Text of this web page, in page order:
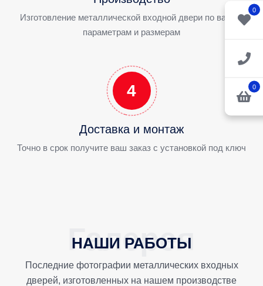
0
0
Изготовление металлической входной двери по вашим
параметрам и размерам
4
Доставка и монтаж
Точно в срок получите ваш заказ с установкой под ключ
НАШИ РАБОТЫ
Последние фотографии металлических входных
дверей, изготовленных на нашем производстве